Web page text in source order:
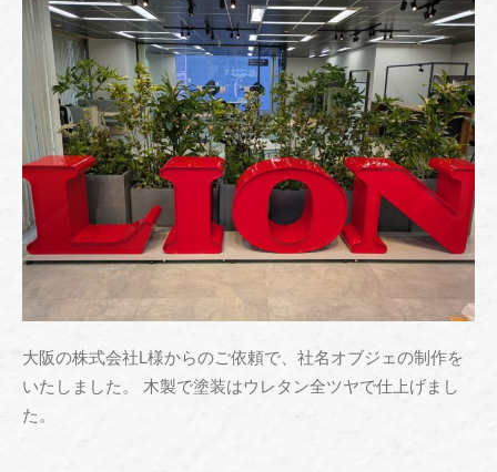
" alt="" />
大阪の株式会社L様からのご依頼で、社名オブジェの制作を
いたしました。 木製で塗装はウレタン全ツヤで仕上げまし
た。